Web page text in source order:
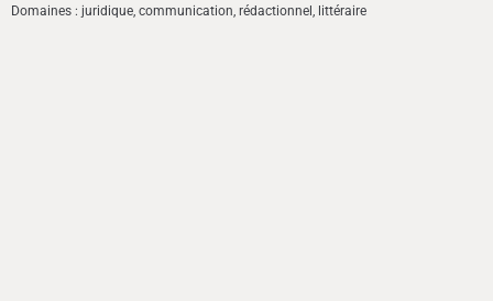
Domaines : juridique, communication, rédactionnel, littéraire